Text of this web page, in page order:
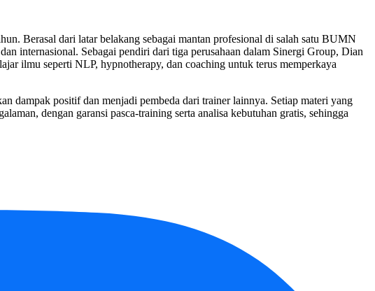
Berasal dari latar belakang sebagai mantan profesional di salah satu BUMN
internasional. Sebagai pendiri dari tiga perusahaan dalam Sinergi Group, Dian
ilmu seperti NLP, hypnotherapy, dan coaching untuk terus memperkaya
dampak positif dan menjadi pembeda dari trainer lainnya. Setiap materi yang
dengan garansi pasca-training serta analisa kebutuhan gratis, sehingga